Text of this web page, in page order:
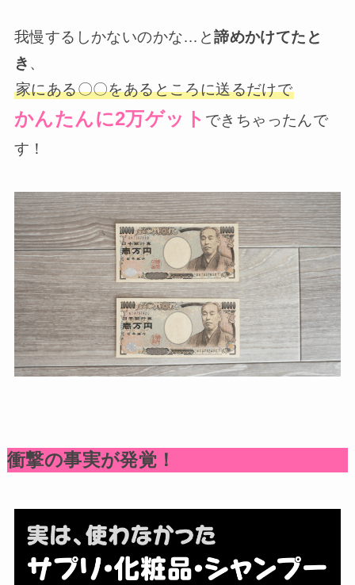
我慢するしかないのかな…と諦めかけてたと
き 、
家にある〇〇をあるところに送るだけで
かんたんに2万ゲット できちゃったんで
す！
衝撃の事実が発覚！